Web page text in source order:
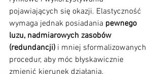
pojawiających się okazji. Elastyczność
wymaga jednak posiadania pewnego
luzu, nadmiarowych zasobów
(redundancji) i mniej sformalizowanych
procedur, aby móc błyskawicznie